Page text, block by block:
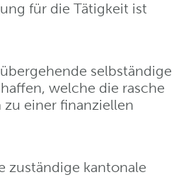
für die Tätigkeit ist
selbständige
welche die rasche
einer finanziellen
zuständige kantonale